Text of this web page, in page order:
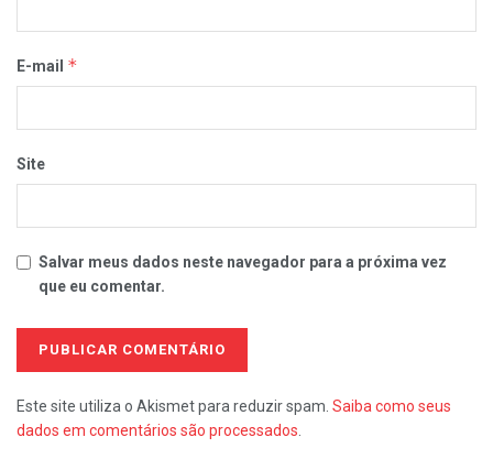
E-mail *
Site
Salvar meus dados neste navegador para a próxima vez
que eu comentar.
Este site utiliza o Akismet para reduzir spam. Saiba como seus
dados em comentários são processados